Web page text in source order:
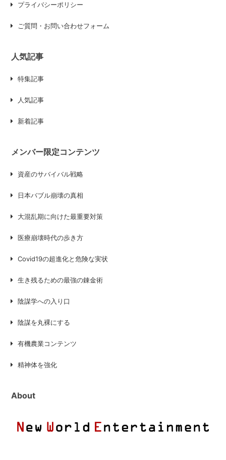
プライバシーポリシー
ご質問・お問い合わせフォーム
人気記事
特集記事
人気記事
新着記事
メンバー限定コンテンツ
資産のサバイバル戦略
日本バブル崩壊の真相
大混乱期に向けた最重要対策
医療崩壊時代の歩き方
Covid19の超進化と危険な実状
生き残るための最強の錬金術
陰謀学への入り口
陰謀を丸裸にする
有機農業コンテンツ
精神体を強化
About